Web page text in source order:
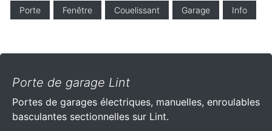
Porte Fenêtre Couelissant Garage Info
Porte de garage Lint
Portes de garages électriques, manuelles, enroulables
basculantes sectionnelles sur Lint.